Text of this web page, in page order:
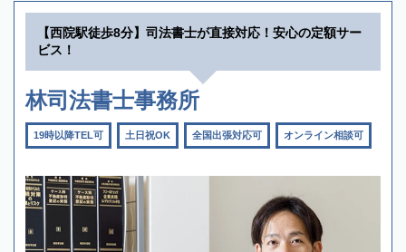
【西院駅徒歩8分】司法書士が直接対応！安心の定額サー
ビス！
林司法書士事務所
19時以降TEL可 土日祝OK 全国出張対応可 オンライン相談可